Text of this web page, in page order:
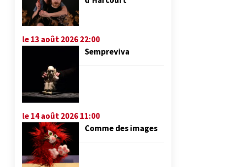
le 13 août 2026 22:00
Sempreviva
le 14 août 2026 11:00
Comme des images